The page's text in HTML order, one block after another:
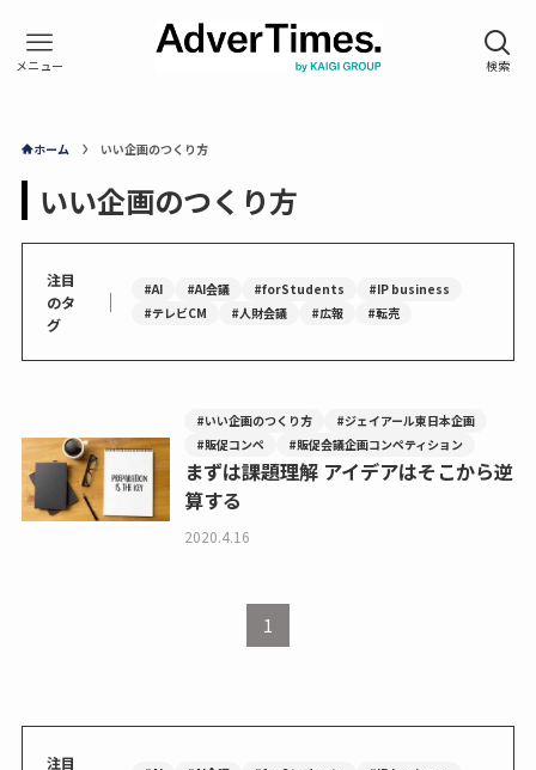
ホーム いい企画のつくり方
いい企画のつくり方
注目
のタ
グ
｜ #AI #AI会議 #forStudents
#IP business
#テレビCM
#人財会議 #広報 #転売
#いい企画のつくり方
#ジェイアール東日本企画
#販促コンペ
#販促会議企画コンペティション
まずは課題理解 アイデアはそこから逆
算する
2020.4.16
1
注目